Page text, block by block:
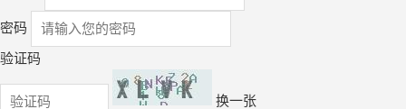
密码
验证码
换一张